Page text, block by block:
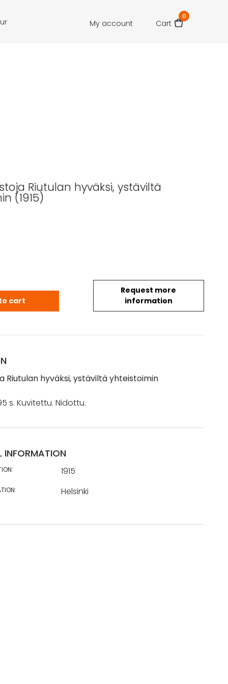
My account Cart
0
Riutulan hyväksi, ystäviltä
(1915)
Request more
information
Riutulan hyväksi, ystäviltä yhteistoimin (1915)
cart
Riutulan hyväksi, ystäviltä yhteistoimin
s. Kuvitettu. Nidottu.
INFORMATION
1915
Helsinki